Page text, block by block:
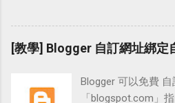
Outlook.com、
紹的 LINE。 LINE
外，也可下載電腦
LINE 介面支援電子
可以使用手機 APP
」，在外臨時需要
[教學] Blogger 自訂網址綁定
Blogger 可以免費
「blogspot.com」